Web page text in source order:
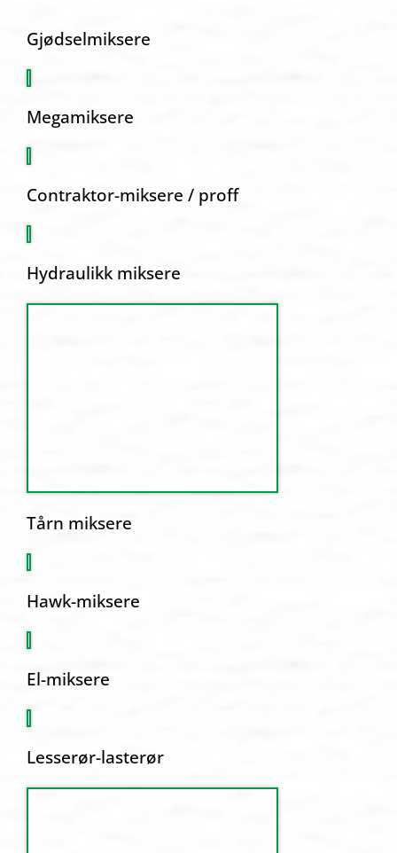
Gjødselmiksere
Megamiksere
Contraktor-miksere / proff
Hydraulikk miksere
Tårn miksere
Hawk-miksere
El-miksere
Lesserør-lasterør